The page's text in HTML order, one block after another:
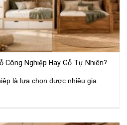
Công Nghiệp Hay Gỗ Tự Nhiên?
là lựa chọn được nhiều gia